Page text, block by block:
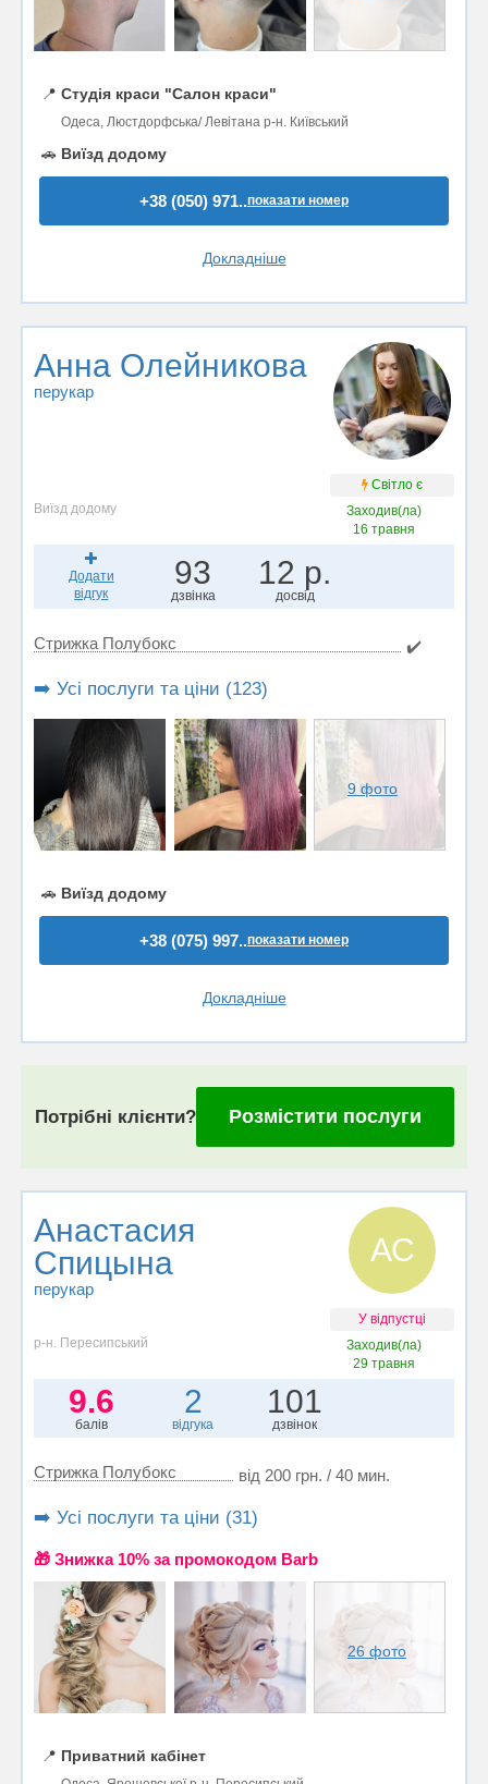
📍 Студія краси "Салон краси"
Одеса, Люстдорфська/ Левітана р-н. Київський
🚗 Виїзд додому
+38 (050) 971..показати номер
Докладніше
Анна Олейникова
перукар
Світло є
Виїзд додому
Заходив(ла)
16 травня
Додати
відгук
93
дзвінка
12 р.
досвід
Стрижка Полубокс ✔️
➡️ Усі послуги та ціни (123)
9 фото
🚗 Виїзд додому
+38 (075) 997..показати номер
Докладніше
Потрібні клієнти? Розмістити послуги
Анастасия
Спицына
перукар
АС
У відпустці
р-н. Пересипський
Заходив(ла)
29 травня
9.6
балів
2
відгука
101
дзвінок
Стрижка Полубокс від 200 грн. / 40 мин.
➡️ Усі послуги та ціни (31)
🎁 Знижка 10% за промокодом Barb
26 фото
📍 Приватний кабінет